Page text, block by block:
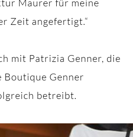
Maurer für meine
Zeit angefertigt.“
mit Patrizia Genner, die
Boutique Genner
betreibt.